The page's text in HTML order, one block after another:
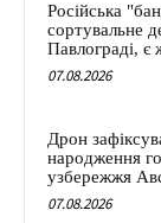
Російська
сортувальне
Павлограді, є
07.08.2026
Дрон
народження
узбережжя
07.08.2026